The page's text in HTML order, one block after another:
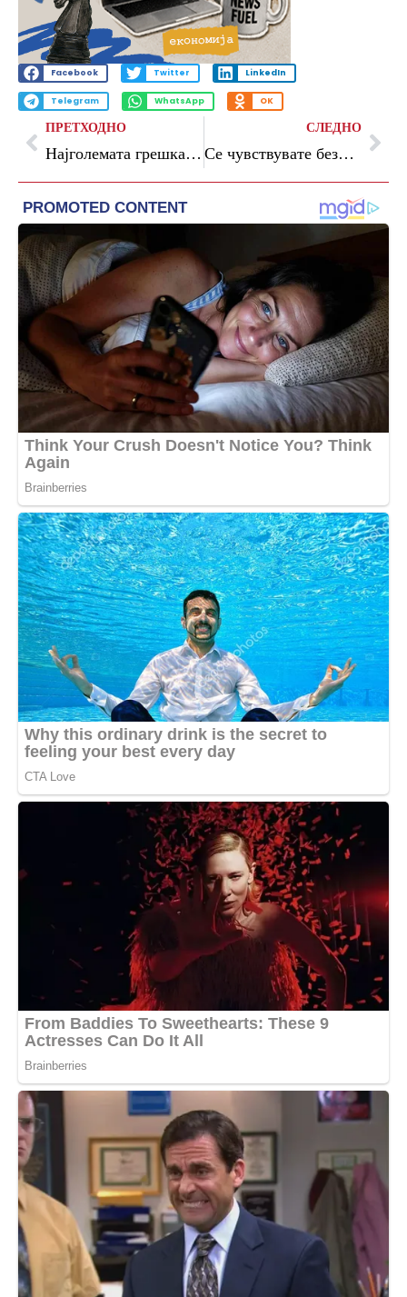
Facebook Twitter LinkedIn
Telegram WhatsApp OK
ПРЕТХОДНО
Најголемата грешка на првиот состанок: Многумина тврдат дека ова веднаш ги одбива
СЛЕДНО
Се чувствувате безволно и без енергија: 12 начини да ја вратите мотивацијата, фокусот и чувството за контрола врз секојдневниот живот